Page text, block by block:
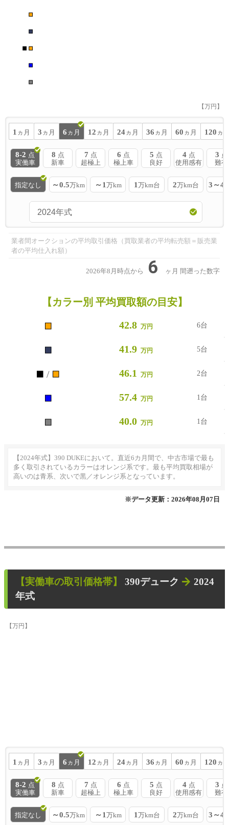
■
■
■ ■
■
■
【万円】
1 ヵ月 3 ヵ月 6 ヵ月 12 ヵ月 24 ヵ月 36 ヵ月 60 ヵ月 120 ヵ
8-2 点
実働車
8 点
新車
7 点
超極上
6 点
極上車
5 点
良好
4 点
使用感有
3 点
難有
指定なし ～0.5万km ～1 万km 1 万km台 2万km台 3～4
業者間オークションの平均取引価格（買取業者の平均転売額＝販売業
者の平均仕入れ額）
2026年8月時点から 6 ヶ月 間遡った数字
【カラー別 平均買取額の目安】
■ 42.8 万円 6台
■ 41.9 万円 5台
■ / ■ 46.1 万円 2台
■ 57.4 万円 1台
■ 40.0 万円 1台
【2024年式】390 DUKEにおいて。直近6カ月間で、中古市場で最も
多く取引されているカラーはオレンジ系です。最も平均買取相場が
高いのは青系、次いで黒／オレンジ系となっています。
※データ更新：2026年08月07日
【実働車の取引価格帯】 390デューク
2024
年式
【万円】
1 ヵ月 3 ヵ月 6 ヵ月 12 ヵ月 24 ヵ月 36 ヵ月 60 ヵ月 120 ヵ
8-2 点
実働車
8 点
新車
7 点
超極上
6 点
極上車
5 点
良好
4 点
使用感有
3 点
難有
指定なし ～0.5万km ～1 万km 1 万km台 2万km台 3～4